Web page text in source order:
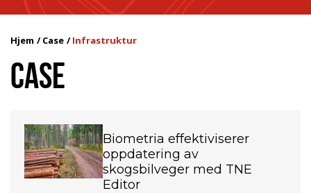
Hjem Case Infrastruktur
CASE
Biometria effektiviserer
oppdatering av
skogsbilveger med TNE
Editor